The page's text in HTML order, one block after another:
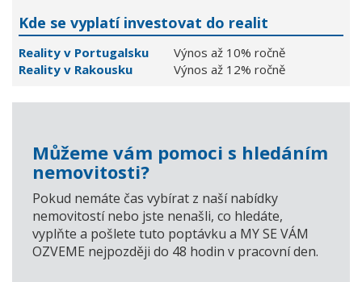
Kde se vyplatí investovat do realit
Reality v Portugalsku
Výnos až 10% ročně
Reality v Rakousku
Výnos až 12% ročně
Můžeme vám pomoci s hledáním
nemovitosti?
Pokud nemáte čas vybírat z naší nabídky
nemovitostí nebo jste nenašli, co hledáte,
vyplňte a pošlete tuto poptávku a MY SE VÁM
OZVEME nejpozději do 48 hodin v pracovní den.